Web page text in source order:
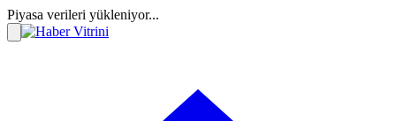
Piyasa verileri yükleniyor...